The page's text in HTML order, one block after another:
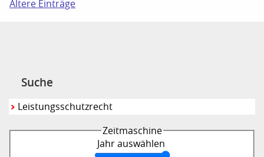
Ältere Einträge
Suche
Zeitmaschine
Jahr auswählen